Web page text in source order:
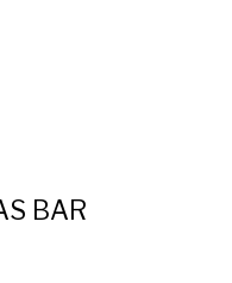
BAR